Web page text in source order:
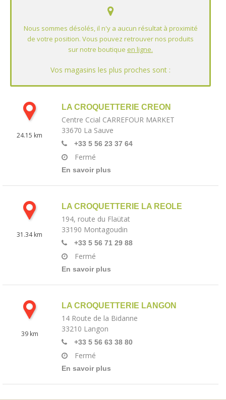
24.15 km
LA CROQUETTERIE CREON
Centre Ccial CARREFOUR MARKET
33670 La Sauve
+33 5 56 23 37 64
Fermé
En savoir plus
31.34 km
LA CROQUETTERIE LA REOLE
194, route du Flaütat
33190 Montagoudin
+33 5 56 71 29 88
Fermé
En savoir plus
39 km
LA CROQUETTERIE LANGON
14 Route de la Bidanne
33210 Langon
+33 5 56 63 38 80
Fermé
En savoir plus